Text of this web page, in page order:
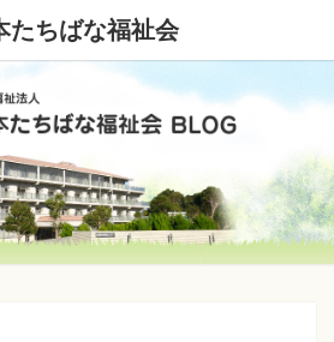
たちばな福祉会
社
会
福